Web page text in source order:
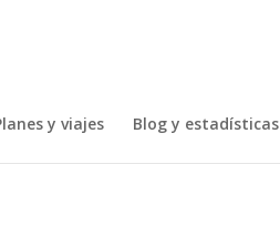
y viajes Blog y estadísticas